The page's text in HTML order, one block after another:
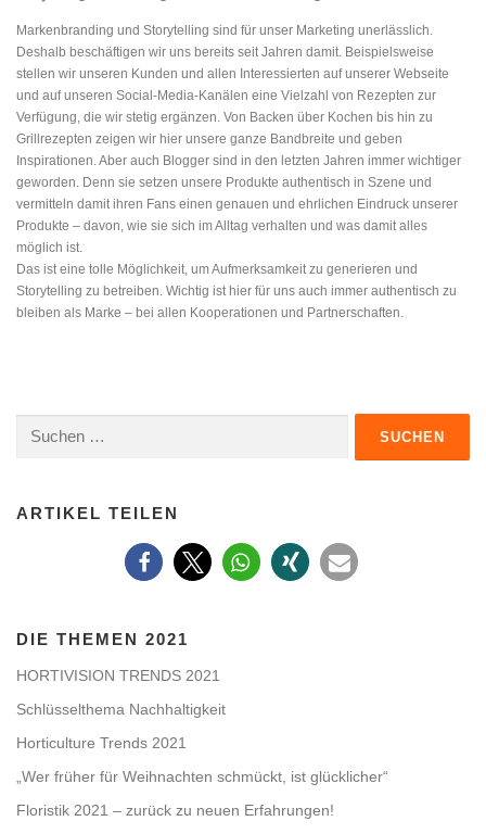
Markenbranding und Storytelling sind für unser Marketing unerlässlich.
Deshalb beschäftigen wir uns bereits seit Jahren damit. Beispielsweise
stellen wir unseren Kunden und allen Interessierten auf unserer Webseite
und auf unseren Social-Media-Kanälen eine Vielzahl von Rezepten zur
Verfügung, die wir stetig ergänzen. Von Backen über Kochen bis hin zu
Grillrezepten zeigen wir hier unsere ganze Bandbreite und geben
Inspirationen. Aber auch Blogger sind in den letzten Jahren immer wichtiger
geworden. Denn sie setzen unsere Produkte authentisch in Szene und
vermitteln damit ihren Fans einen genauen und ehrlichen Eindruck unserer
Produkte – davon, wie sie sich im Alltag verhalten und was damit alles
möglich ist.
Das ist eine tolle Möglichkeit, um Aufmerksamkeit zu generieren und
Storytelling zu betreiben. Wichtig ist hier für uns auch immer authentisch zu
bleiben als Marke – bei allen Kooperationen und Partnerschaften.
nach:
ARTIKEL TEILEN
DIE THEMEN 2021
HORTIVISION TRENDS 2021
Schlüsselthema Nachhaltigkeit
Horticulture Trends 2021
„Wer früher für Weihnachten schmückt, ist glücklicher“
Floristik 2021 – zurück zu neuen Erfahrungen!